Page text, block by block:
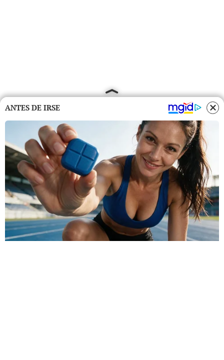
ANTES DE IRSE